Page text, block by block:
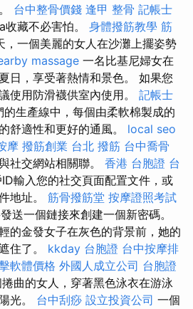
台中整骨價錢 逢甲 整骨 記帳士
藏不必害怕。 身體撥筋教學 筋
，一個美麗的女人在沙灘上擺姿勢
massage 一名比基尼婦女在
日，享受著熱情和景色。 如果您
使用防滑襪供室內使用。 記帳士
的生產線中，每個由柔軟棉製成的
舒適性和更好的通風。 local seo
摩 撥筋創業 台北 撥筋 台中喬骨
社交網站相關聯。 香港 台胞證 台
輸入您的社交頁面配置文件，或
地址。 筋骨撥筋堂 按摩證照考試
送一個鏈接來創建一個新密碼。
的金發女子在灰色的背景前，她的
住了。 kkday 台胞證 台中按摩排
軟體價格 外國人成立公司 台胞證
曲的女人，穿著黑色泳衣在游泳
光。 台中刮痧 設立投資公司 一個